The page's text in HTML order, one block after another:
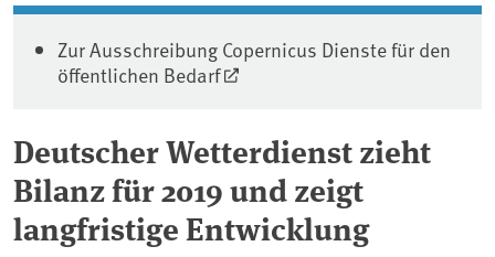
Zur Ausschreibung Copernicus Dienste für den
öffentlichen Bedarf
Deutscher Wetterdienst zieht
Bilanz für 2019 und zeigt
langfristige Entwicklung